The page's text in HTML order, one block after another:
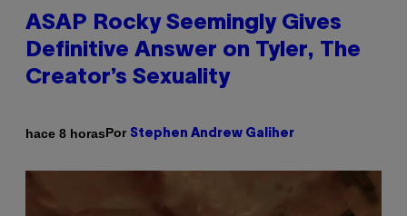
ASAP Rocky Seemingly Gives
Definitive Answer on Tyler, The
Creator’s Sexuality
hace 8 horasPor Stephen Andrew Galiher